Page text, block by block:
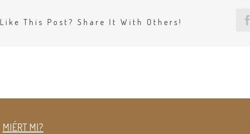
Like This Post? Share It With Others!
MIÉRT MI?